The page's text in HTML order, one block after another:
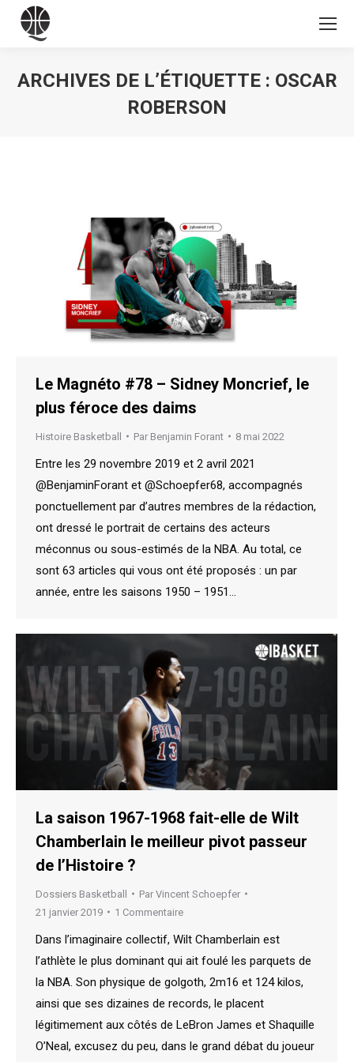
ARCHIVES DE L’ÉTIQUETTE : OSCAR
ROBERSON
Le Magnéto #78 – Sidney Moncrief, le
plus féroce des daims
Histoire Basketball Par Benjamin Forant 8 mai 2022
Entre les 29 novembre 2019 et 2 avril 2021
@BenjaminForant et @Schoepfer68, accompagnés
ponctuellement par d’autres membres de la rédaction,
ont dressé le portrait de certains des acteurs
méconnus ou sous-estimés de la NBA. Au total, ce
sont 63 articles qui vous ont été proposés : un par
année, entre les saisons 1950 – 1951…
La saison 1967-1968 fait-elle de Wilt
Chamberlain le meilleur pivot passeur
de l’Histoire ?
Dossiers Basketball Par Vincent Schoepfer
21 janvier 2019
1 Commentaire
Dans l’imaginaire collectif, Wilt Chamberlain est
l’athlète le plus dominant qui ait foulé les parquets de
la NBA. Son physique de golgoth, 2m16 et 124 kilos,
ainsi que ses dizaines de records, le placent
légitimement aux côtés de LeBron James et Shaquille
O’Neal, excusez du peu, dans le grand débat du joueur